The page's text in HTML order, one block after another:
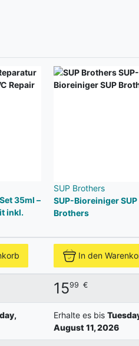
35ml –
inkl.
SUP Brothers
SUP-Bioreiniger SUP
Brothers
In den
1599 €
Erhalte es bis
August 11, 2026